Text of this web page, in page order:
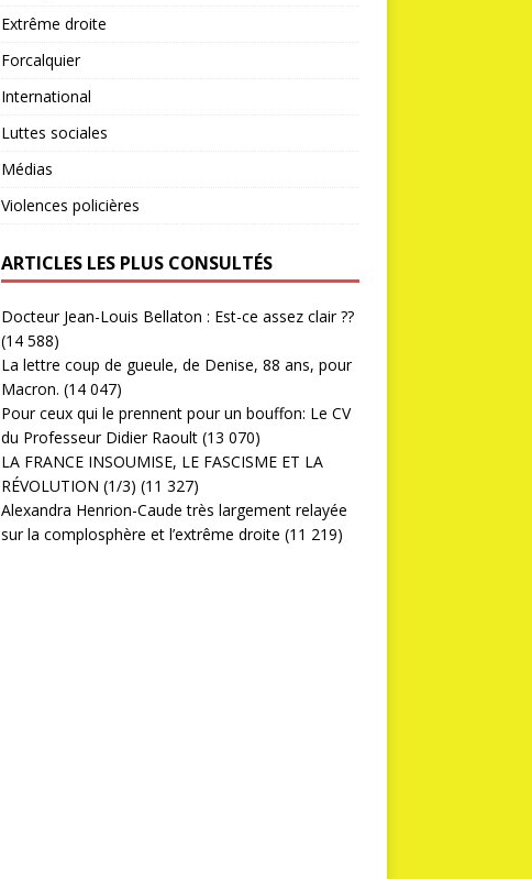
Extrême droite
Forcalquier
International
Luttes sociales
Médias
Violences policières
ARTICLES LES PLUS CONSULTÉS
Docteur Jean-Louis Bellaton : Est-ce assez clair ??
(14 588)
La lettre coup de gueule, de Denise, 88 ans, pour
Macron. (14 047)
Pour ceux qui le prennent pour un bouffon: Le CV
du Professeur Didier Raoult (13 070)
LA FRANCE INSOUMISE, LE FASCISME ET LA
RÉVOLUTION (1/3) (11 327)
Alexandra Henrion-Caude très largement relayée
sur la complosphère et l’extrême droite (11 219)